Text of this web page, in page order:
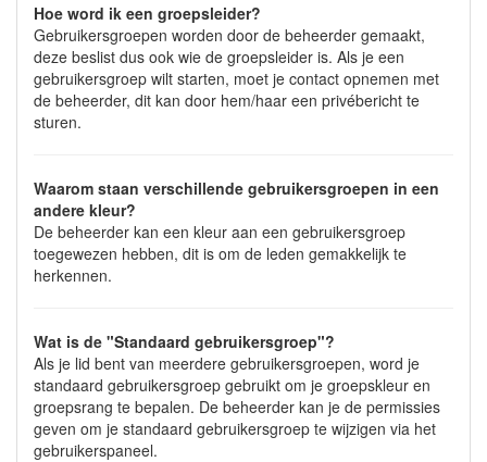
Hoe word ik een groepsleider?
Gebruikersgroepen worden door de beheerder gemaakt,
deze beslist dus ook wie de groepsleider is. Als je een
gebruikersgroep wilt starten, moet je contact opnemen met
de beheerder, dit kan door hem/haar een privébericht te
sturen.
Waarom staan verschillende gebruikersgroepen in een
andere kleur?
De beheerder kan een kleur aan een gebruikersgroep
toegewezen hebben, dit is om de leden gemakkelijk te
herkennen.
Wat is de "Standaard gebruikersgroep"?
Als je lid bent van meerdere gebruikersgroepen, word je
standaard gebruikersgroep gebruikt om je groepskleur en
groepsrang te bepalen. De beheerder kan je de permissies
geven om je standaard gebruikersgroep te wijzigen via het
gebruikerspaneel.